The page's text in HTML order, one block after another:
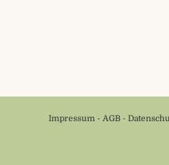
Impressum - AGB -